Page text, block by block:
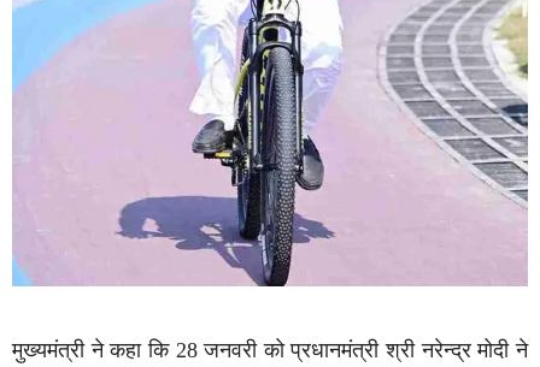
मुख्यमंत्री ने कहा कि 28 जनवरी को प्रधानमंत्री श्री नरेन्द्र मोदी ने